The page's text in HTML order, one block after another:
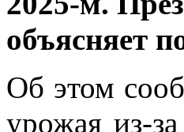
объясняет
Об этом
урожая из-